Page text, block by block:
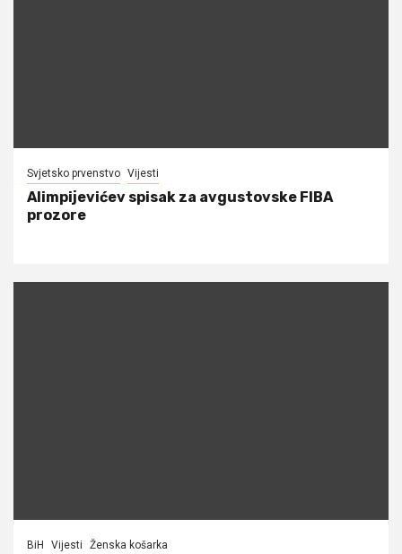
Svjetsko prvenstvo Vijesti
Alimpijevićev spisak za avgustovske FIBA
prozore
BiH Vijesti Ženska košarka